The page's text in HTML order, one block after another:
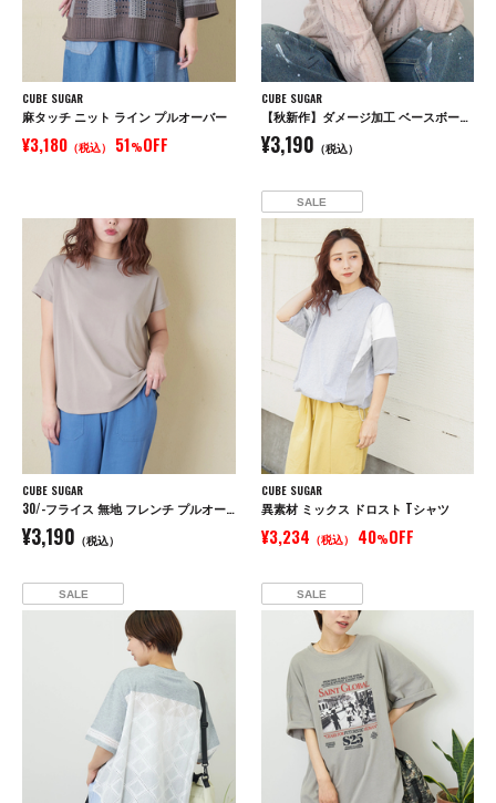
CUBE SUGAR
麻タッチ ニット ライン プルオーバー
¥3,180 （税込） 51%OFF
CUBE SUGAR
【秋新作】ダメージ加工 ベースボール キャップ
¥3,190 （税込）
CUBE SUGAR
30/-フライス 無地 フレンチ プルオーバー
¥3,190 （税込）
SALE
CUBE SUGAR
異素材 ミックス ドロスト Tシャツ
¥3,234 （税込） 40%OFF
SALE SALE